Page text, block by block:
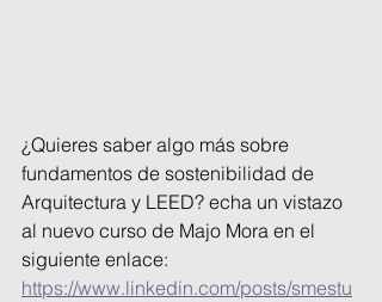
¿Quieres saber algo más sobre
fundamentos de sostenibilidad de
Arquitectura y LEED? echa un vistazo
al nuevo curso de Majo Mora en el
siguiente enlace:
https://www.linkedin.com/posts/smestu